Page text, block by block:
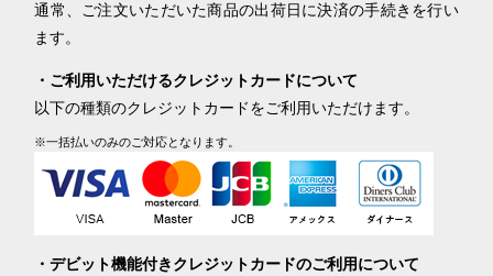
通常、ご注文いただいた商品の出荷日に決済の手続きを行い
ます。
・ご利用いただけるクレジットカードについて
以下の種類のクレジットカードをご利用いただけます。
※一括払いのみのご対応となります。
・デビット機能付きクレジットカードのご利用について